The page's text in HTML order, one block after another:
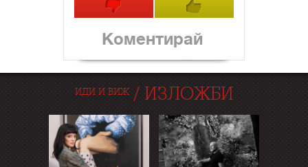
Коментирай
ИДИ И ВИЖ/ ИЗЛОЖБИ